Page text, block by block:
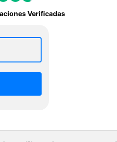
Verificadas